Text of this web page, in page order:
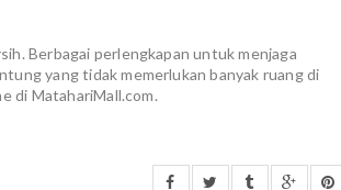
Berbagai perlengkapan untuk menjaga
yang tidak memerlukan banyak ruang di
di MatahariMall.com.